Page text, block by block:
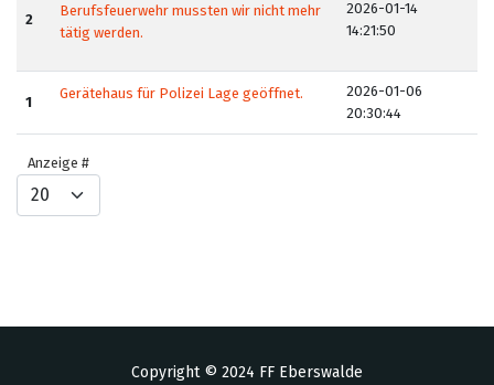
2
Berufsfeuerwehr mussten wir nicht mehr
tätig werden.
2026-01-14
14:21:50
1
Gerätehaus für Polizei Lage geöffnet.
2026-01-06
20:30:44
Anzeige #
Copyright © 2024 FF Eberswalde